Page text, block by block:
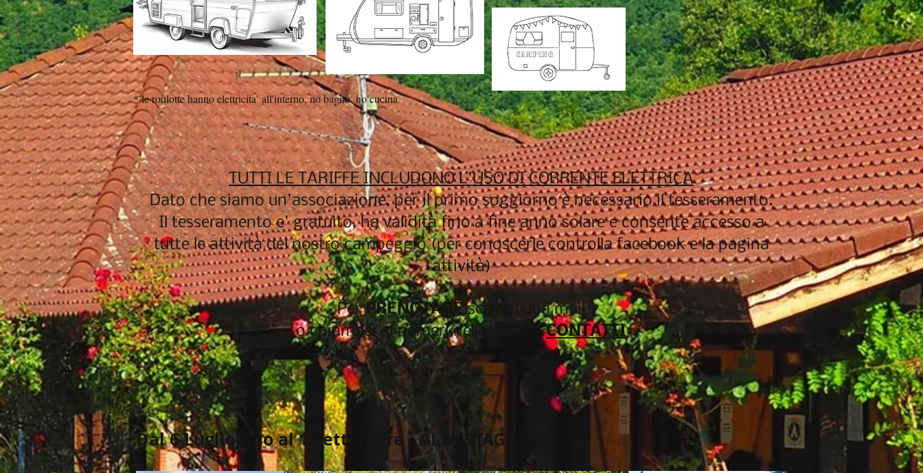
* le roulotte hanno elettricita'all'interno, no bagno, no cucina
TUTTI LE TARIFFE INCLUDONO L'USO DI CORRENTE ELETTRICA
Dato che siamo un'associazione, per il primo soggiorno è necessario il tesseramento.
Il tesseramento e' gratuito, ha validità fino a fine anno solare e consente accesso a
tutte le attività del nostro campeggio (per conoscerle controlla facebook e la pagina
attività)
PerPRENOTAREscrivici una mail
o chiamaci ai numeri nella paginaCONTATTI
❤
Dal 6 Luglio fino al 1 Settembre - ALTA STAGIONE